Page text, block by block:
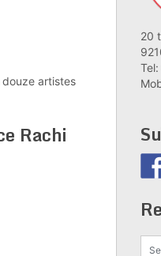
douze artistes
Rachi
20